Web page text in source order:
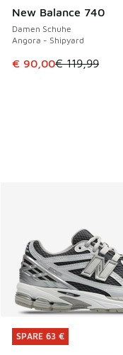
New Balance 740
Damen Schuhe
Angora - Shipyard
Dieser Artikel ist im
€ 90,00€ 119,99
SPARE 63 €
SPARE 63 €